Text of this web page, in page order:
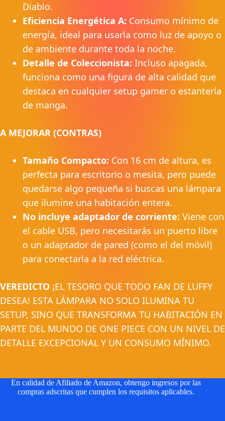
Diablo.
Eficiencia Energética A: Consumo mínimo de
energía, ideal para usarla como luz de apoyo o
de ambiente durante toda la noche.
Detalle de Coleccionista: Incluso apagada,
funciona como una figura de alta calidad que
destaca en cualquier setup gamer o estantería
de manga.
A MEJORAR (CONTRAS)
Tamaño Compacto: Con 16 cm de altura, es
perfecta para escritorio o mesita, pero puede
quedarse algo pequeña si buscas una lámpara
que ilumine una habitación entera.
No incluye adaptador de corriente: Viene con
el cable USB, pero necesitarás un puerto libre
o un adaptador de pared (como el del móvil)
para conectarla a la red eléctrica.
VEREDICTO ¡EL TESORO QUE TODO FAN DE LUFFY
DESEA! ESTA LÁMPARA NO SOLO ILUMINA TU
SETUP, SINO QUE TRANSFORMA TU HABITACIÓN EN
PARTE DEL MUNDO DE ONE PIECE CON UN NIVEL DE
DETALLE EXCEPCIONAL Y UN CONSUMO MÍNIMO.
En calidad de Afiliado de Amazon, obtengo ingresos por las
compras adscritas que cumplen los requisitos aplicables.